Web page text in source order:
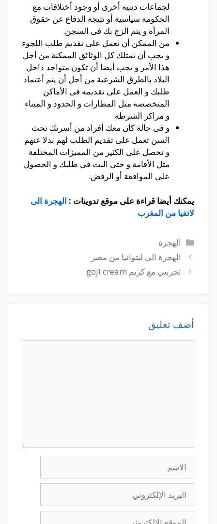
لجماعات دينية أخرى أو وجود أختلافات مع
الحكومة سياسية أو نتيجة الدفاع عن حقوق
المرأة و يتم الزج بك فى السجن.
من الممكن أن تعمل على تقديم طلب اللجوء
و يجب أن تمتلك كل الوثائق الممكنة من أجل
هذا الأمر و يجب أيضا أن تكون متواجد داخل
البلاد بالطرق الشرعية من أجل أن يتم أعتماد
طلبك و العمل على تقديمه فى الأماكن
المتخصصة مثل المطارات و الحدود و الميناء
و مراكز الشرطة.
و فى حالة كان معك أفراد من أسرتك تحت
السن تعمل على تقديم الطلب لهم بدلا عنهم
و تحصل على الكثير من المميزات المختلفة
مثل الأقامة و حتى البت فى طلبك و الحصول
على الموافقة أو الرفض.
يمكنك أيضا قراءة على موقع تدوينات : الهجرة الى
لاتفيا من المغرب
التصنيفات
الهجرة
الهجرة الى ليتوانيا من مصر
تجربتي مع كريم goji cream
أضف تعليق
الإلكتروني